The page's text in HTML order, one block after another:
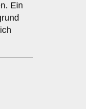
Ein